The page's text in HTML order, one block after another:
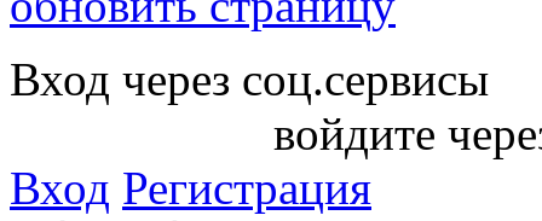
Вход через соц.сервисы
войдите
Вход Регистрация